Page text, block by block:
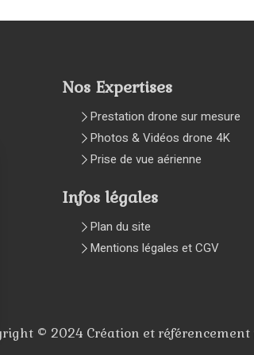
Nos Expertises
Prestation drone sur mesure
Photos & Vidéos drone 4K
Prise de vue aérienne
Infos légales
Plan du site
Mentions légales et CGV
© 2024 Création et référencement